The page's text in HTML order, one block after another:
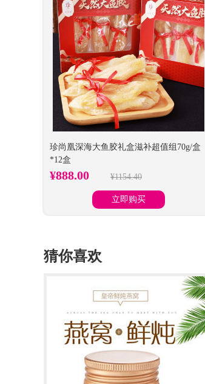
珍尚凰深海大鱼胶礼盒滋补超值组70g/盒
*12盒
¥888.00 ¥1154.40
立即购买
猜你喜欢